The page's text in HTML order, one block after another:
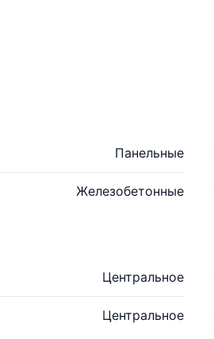
Панельные
Железобетонные
Центральное
Центральное